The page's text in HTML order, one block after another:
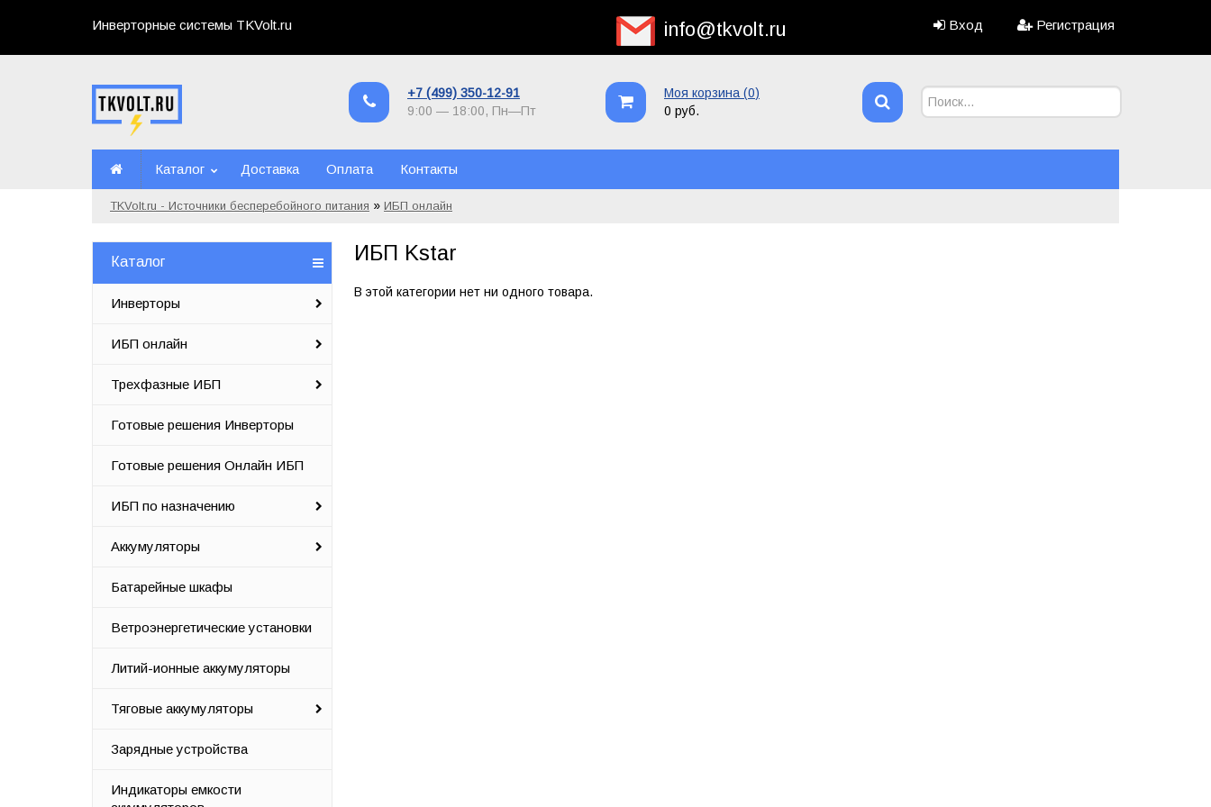
Инверторные системы TKVolt.ru info@tkvolt.ru Вход Регистрация
+7 (499) 350-12-91
9:00 — 18:00, Пн—Пт
Моя корзина (0)
0 руб.
Каталог Доставка Оплата Контакты
TKVolt.ru - Источники бесперебойного питания » ИБП онлайн
Каталог
Инверторы
ИБП онлайн
Трехфазные ИБП
Готовые решения Инверторы
Готовые решения Онлайн ИБП
ИБП по назначению
Аккумуляторы
Батарейные шкафы
Ветроэнергетические установки
Литий-ионные аккумуляторы
Тяговые аккумуляторы
Зарядные устройства
Индикаторы емкости
ИБП Kstar
В этой категории нет ни одного товара.